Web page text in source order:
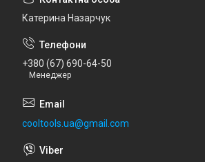
Катерина Назарчук
+380 (67) 690-64-50
Менеджер
cooltools.ua@gmail.com